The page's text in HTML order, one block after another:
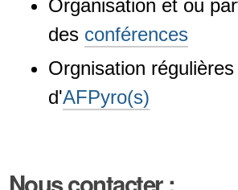
Organisation et ou
des conférences
Orgnisation régulières
d'AFPyro(s)